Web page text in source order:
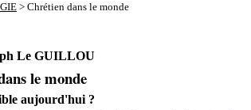
> Chrétien dans le monde
Le GUILLOU
le monde
aujourd'hui ?